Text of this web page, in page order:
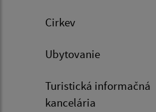
Cirkev
Ubytovanie
Turistická informačná
kancelária